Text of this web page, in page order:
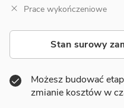
Prace wykończeniowe
Stan surowy
Możesz budować
zmianie kosztów w